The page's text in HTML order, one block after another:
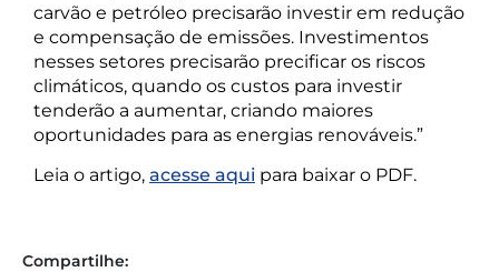
carvão e petróleo precisarão investir em redução
e compensação de emissões. Investimentos
nesses setores precisarão precificar os riscos
climáticos, quando os custos para investir
tenderão a aumentar, criando maiores
oportunidades para as energias renováveis.”
Leia o artigo, acesse aqui para baixar o PDF.
Compartilhe: